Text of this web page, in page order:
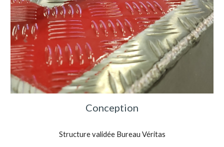
Conception
Structure validée Bureau Véritas